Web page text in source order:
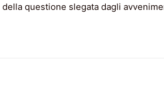
questione slegata dagli